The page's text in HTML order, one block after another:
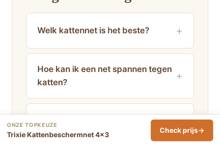
Welk kattennet is het beste?
Hoe kan ik een net spannen tegen
katten?
Wat is het sterkste kattennet?
ONZE TOPKEUZE
Trixie Kattenbeschermnet 4×3 Check prijs